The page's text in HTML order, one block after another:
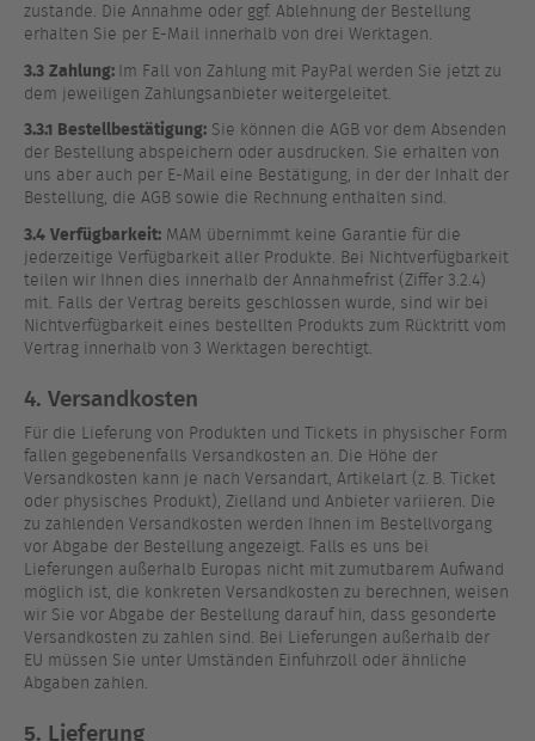
zustande. Die Annahme oder ggf. Ablehnung der Bestellung
erhalten Sie per E-Mail innerhalb von drei Werktagen.
3.3Zahlung: Im Fall von Zahlung mit PayPal werden Sie jetzt zu
dem jeweiligen Zahlungsanbieter weitergeleitet.
3.3.1 Bestellbestätigung: Sie können die AGB vor dem Absenden
der Bestellung abspeichern oder ausdrucken. Sie erhalten von
uns aber auch per E-Mail eine Bestätigung, in der der Inhalt der
Bestellung, die AGB sowie die Rechnung enthalten sind.
3.4Verfügbarkeit: MAM übernimmt keine Garantie für die
jederzeitige Verfügbarkeit aller Produkte. Bei Nichtverfügbarkeit
teilen wir Ihnen dies innerhalb der Annahmefrist (Ziffer 3.2.4)
mit. Falls der Vertrag bereits geschlossen wurde, sind wir bei
Nichtverfügbarkeit eines bestellten Produkts zum Rücktritt vom
Vertrag innerhalb von 3 Werktagen berechtigt.
4. Versandkosten
Für die Lieferung von Produkten und Tickets in physischer Form
fallen gegebenenfalls Versandkosten an. Die Höhe der
Versandkosten kann je nach Versandart, Artikelart (z. B. Ticket
oder physisches Produkt), Zielland und Anbieter variieren. Die
zu zahlenden Versandkosten werden Ihnen im Bestellvorgang
vor Abgabe der Bestellung angezeigt. Falls es uns bei
Lieferungen außerhalb Europas nicht mit zumutbarem Aufwand
möglich ist, die konkreten Versandkosten zu berechnen, weisen
wir Sie vor Abgabe der Bestellung darauf hin, dass gesonderte
Versandkosten zu zahlen sind. Bei Lieferungen außerhalb der
EU müssen Sie unter Umständen Einfuhrzoll oder ähnliche
Abgaben zahlen.
5. Lieferung